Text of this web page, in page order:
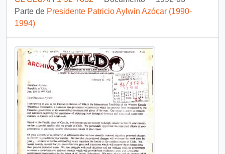
Parte de Presidente Patricio Aylwin Azócar (1990-
1994)